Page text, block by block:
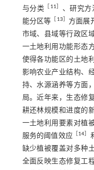
与分类
11 、研究方
能分区等
13
方面展
市域、县域等行政区
一土地利用功能形态
使得各功能区的土地
影响农业产业结构、
持、水源涵养等方面
局。近年来，生态修
耕还林规模和进度的
一土地利用要素对植
服务的阈值效应［ 14
缺少植被覆盖对多种
全面反映生态修复工